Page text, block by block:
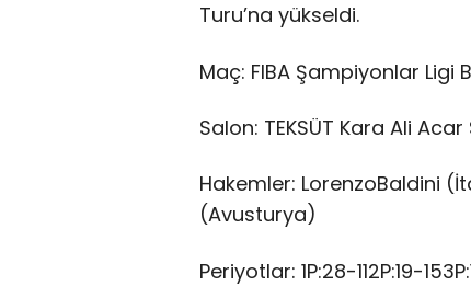
Turu’na yükseldi.
Maç: FIBA Şampiyonlar Ligi
Salon: TEKSÜT Kara Ali
Hakemler: LorenzoBaldini
(Avusturya)
Periyotlar: 1P:28-112P:19-